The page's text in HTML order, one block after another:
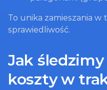
To unika zamieszania w
sprawiedliwość.
Jak
koszty w